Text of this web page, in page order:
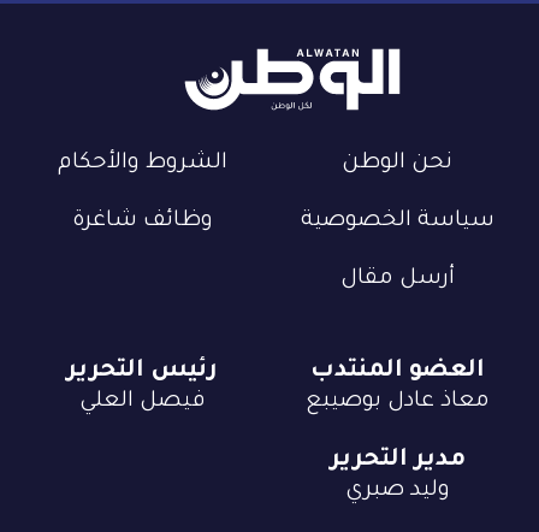
نحن الوطن الشروط والأحكام
سياسة الخصوصية وظائف شاغرة
أرسل مقال
العضو المنتدب
معاذ عادل بوصيبع
رئيس التحرير
فيصل العلي
مدير التحرير
وليد صبري